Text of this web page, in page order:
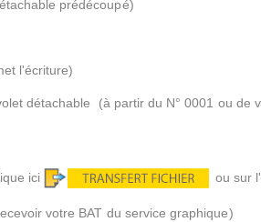
prédécoupé)
l'écriture)
détachable (à partir du N° 0001 ou de
ici
ou sur
votre BAT du service graphique)